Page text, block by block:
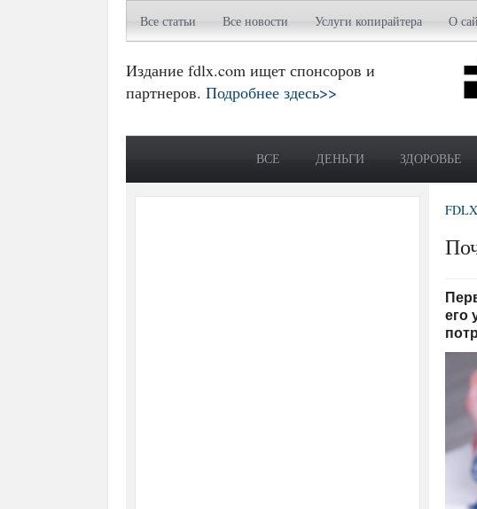
Все статьи Все новости Услуги копирайтера О
Издание fdlx.com ищет спонсоров и
партнеров. Подробнее здесь>>
ВСЕ ДЕНЬГИ ЗДОРОВЬЕ
его